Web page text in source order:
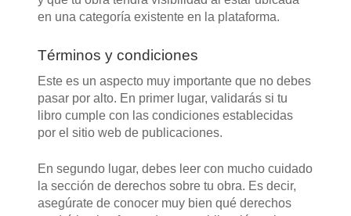
en una categoría existente en la plataforma.
Términos y condiciones
Este es un aspecto muy importante que no debes
pasar por alto. En primer lugar, validarás si tu
libro cumple con las condiciones establecidas
por el sitio web de publicaciones.
En segundo lugar, debes leer con mucho cuidado
la sección de derechos sobre tu obra. Es decir,
asegúrate de conocer muy bien qué derechos